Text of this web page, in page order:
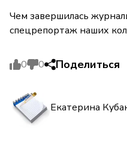
Чем завершилась
спецрепортаж наших
0 0 Поделиться
Екатерина